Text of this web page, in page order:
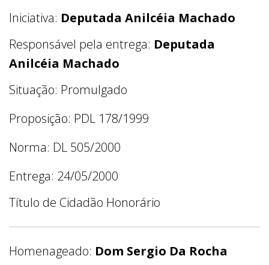
Iniciativa: Deputada Anilcéia Machado
Responsável pela entrega: Deputada
Anilcéia Machado
Situação: Promulgado
Proposição: PDL 178/1999
Norma: DL 505/2000
Entrega: 24/05/2000
Título de Cidadão Honorário
Homenageado: Dom Sergio Da Rocha